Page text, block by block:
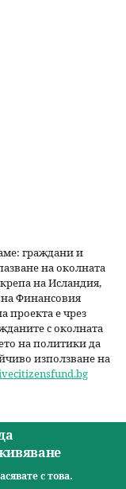
: граждани и
на околната
на Исландия,
Финансовия
проекта е чрез
с околната
на политики да
използване на
За нас
с това.